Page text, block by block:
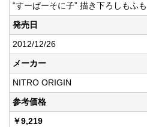
“すーぱーそに子” 描き下ろしもふ
発売日
2012/12/26
メーカー
NITRO ORIGIN
参考価格
￥9,219